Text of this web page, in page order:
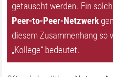
getauscht werden. Ein
Peer-to-Peer-Netzwerk
diesem Zusammenhang so
„Kollege“ bedeutet.